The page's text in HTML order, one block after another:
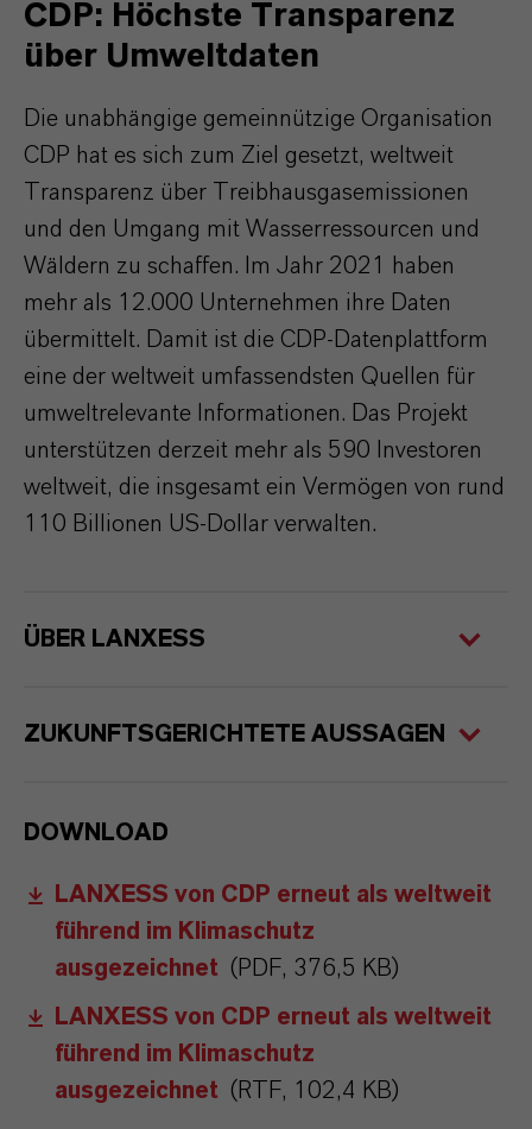
CDP: Höchste Transparenz
über Umweltdaten
Die unabhängige gemeinnützige Organisation
CDP hat es sich zum Ziel gesetzt, weltweit
Transparenz über Treibhausgasemissionen
und den Umgang mit Wasserressourcen und
Wäldern zu schaffen. Im Jahr 2021 haben
mehr als 12.000 Unternehmen ihre Daten
übermittelt. Damit ist die CDP-Datenplattform
eine der weltweit umfassendsten Quellen für
umweltrelevante Informationen. Das Projekt
unterstützen derzeit mehr als 590 Investoren
weltweit, die insgesamt ein Vermögen von rund
110 Billionen US-Dollar verwalten.
ÜBER LANXESS
ZUKUNFTSGERICHTETE AUSSAGEN
DOWNLOAD
LANXESS von CDP erneut als weltweit
führend im Klimaschutz
ausgezeichnet (PDF, 376,5 KB)
LANXESS von CDP erneut als weltweit
führend im Klimaschutz
ausgezeichnet (RTF, 102,4 KB)